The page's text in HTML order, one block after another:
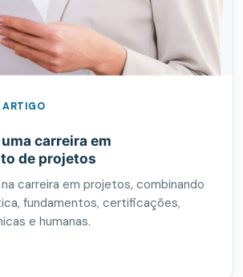
ARTIGO
carreira em
de projetos
carreira em projetos, combinando
fundamentos, certificações,
e humanas.